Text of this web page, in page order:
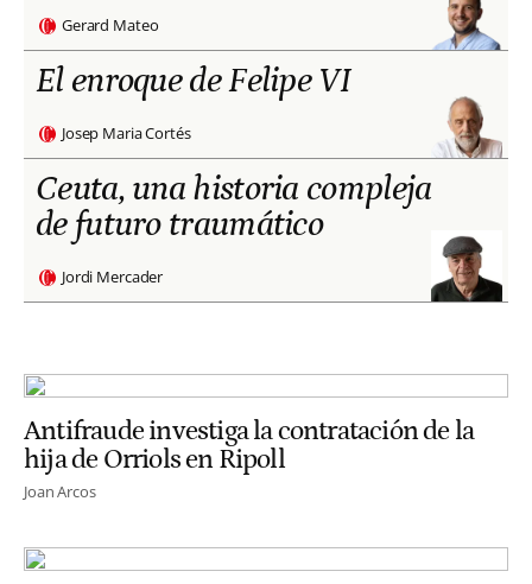
Gerard Mateo
El enroque de Felipe VI
Josep Maria Cortés
Ceuta, una historia compleja
de futuro traumático
Jordi Mercader
Antifraude investiga la contratación de la
hija de Orriols en Ripoll
Joan Arcos